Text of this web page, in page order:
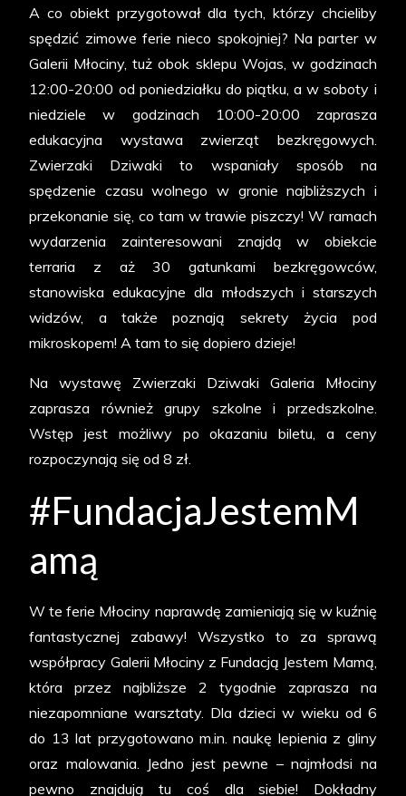
A co obiekt przygotował dla tych, którzy chcieliby
spędzić zimowe ferie nieco spokojniej? Na parter w
Galerii Młociny, tuż obok sklepu Wojas, w godzinach
12:00-20:00 od poniedziałku do piątku, a w soboty i
niedziele w godzinach 10:00-20:00 zaprasza
edukacyjna wystawa zwierząt bezkręgowych.
Zwierzaki Dziwaki to wspaniały sposób na
spędzenie czasu wolnego w gronie najbliższych i
przekonanie się, co tam w trawie piszczy! W ramach
wydarzenia zainteresowani znajdą w obiekcie
terraria z aż 30 gatunkami bezkręgowców,
stanowiska edukacyjne dla młodszych i starszych
widzów, a także poznają sekrety życia pod
mikroskopem! A tam to się dopiero dzieje!
Na wystawę Zwierzaki Dziwaki Galeria Młociny
zaprasza również grupy szkolne i przedszkolne.
Wstęp jest możliwy po okazaniu biletu, a ceny
rozpoczynają się od 8 zł.
#FundacjaJestemM
amą
W te ferie Młociny naprawdę zamieniają się w kuźnię
fantastycznej zabawy! Wszystko to za sprawą
współpracy Galerii Młociny z Fundacją Jestem Mamą,
która przez najbliższe 2 tygodnie zaprasza na
niezapomniane warsztaty. Dla dzieci w wieku od 6
do 13 lat przygotowano m.in. naukę lepienia z gliny
oraz malowania. Jedno jest pewne – najmłodsi na
pewno znajdują tu coś dla siebie! Dokładny